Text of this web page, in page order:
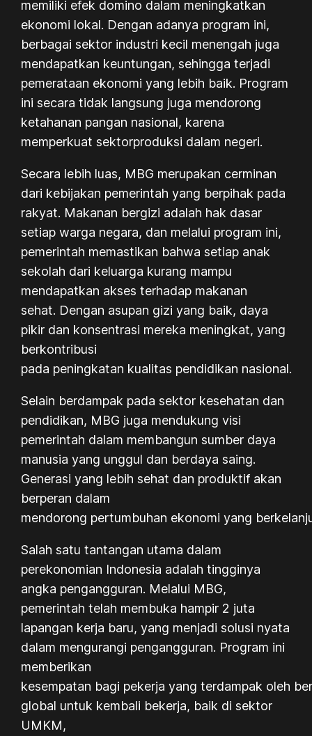
memiliki efek domino dalam meningkatkan
ekonomi lokal. Dengan adanya program ini,
berbagai sektor industri kecil menengah juga
mendapatkan keuntungan, sehingga terjadi
pemerataan ekonomi yang lebih baik. Program
ini secara tidak langsung juga mendorong
ketahanan pangan nasional, karena
memperkuat sektorproduksi dalam negeri.
Secara lebih luas, MBG merupakan cerminan
dari kebijakan pemerintah yang berpihak pada
rakyat. Makanan bergizi adalah hak dasar
setiap warga negara, dan melalui program ini,
pemerintah memastikan bahwa setiap anak
sekolah dari keluarga kurang mampu
mendapatkan akses terhadap makanan
sehat. Dengan asupan gizi yang baik, daya
pikir dan konsentrasi mereka meningkat, yang
berkontribusi
pada peningkatan kualitas pendidikan nasional.
Selain berdampak pada sektor kesehatan dan
pendidikan, MBG juga mendukung visi
pemerintah dalam membangun sumber daya
manusia yang unggul dan berdaya saing.
Generasi yang lebih sehat dan produktif akan
berperan dalam
mendorong pertumbuhan ekonomi yang
Salah satu tantangan utama dalam
perekonomian Indonesia adalah tingginya
angka pengangguran. Melalui MBG,
pemerintah telah membuka hampir 2 juta
lapangan kerja baru, yang menjadi solusi nyata
dalam mengurangi pengangguran. Program ini
memberikan
kesempatan bagi pekerja yang terdampak oleh
global untuk kembali bekerja, baik di sektor
UMKM,